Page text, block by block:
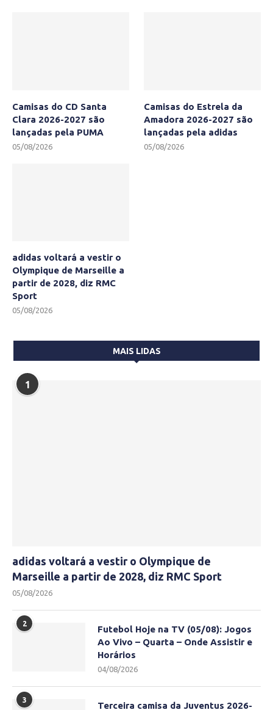
Camisas do CD Santa
Clara 2026-2027 são
lançadas pela PUMA
05/08/2026
Camisas do Estrela da
Amadora 2026-2027 são
lançadas pela adidas
05/08/2026
adidas voltará a vestir o
Olympique de Marseille a
partir de 2028, diz RMC
Sport
05/08/2026
MAIS LIDAS
1
adidas voltará a vestir o Olympique de
Marseille a partir de 2028, diz RMC Sport
05/08/2026
2
Futebol Hoje na TV (05/08): Jogos
Ao Vivo – Quarta – Onde Assistir e
Horários
04/08/2026
3
Terceira camisa da Juventus 2026-